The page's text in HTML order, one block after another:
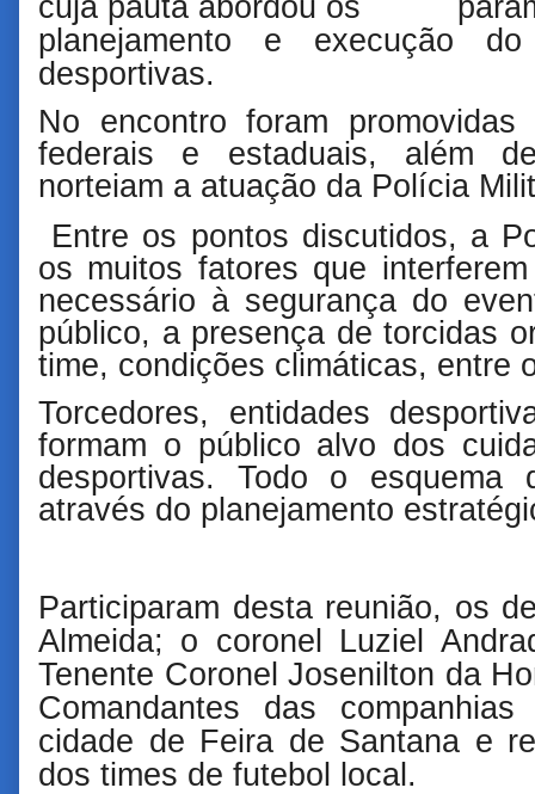
cuja pauta abordou os
planejamento e execução
desportivas.
No encontro foram
federais e estaduais, além
norteiam a atuação da Polícia
Entre os pontos discutidos, a
os muitos fatores que
necessário à segurança do
público, a presença de torcidas
time, condições climáticas, entre
Torcedores, entidades
formam o público alvo dos
desportivas. Todo o esquema
através do planejamento
Participaram desta reunião, os
Almeida; o coronel Luziel
Tenente Coronel Josenilton da
Comandantes das
cidade de Feira de Santana e
dos times de futebol local.